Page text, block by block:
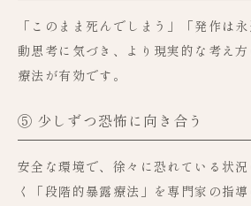
「このまま死んでしまう」「発作は
動思考に気づき、より現実的な考え
療法が有効です。
⑤ 少しずつ恐怖に向き合う
安全な環境で、徐々に恐れている状
く「段階的暴露療法」を専門家の指